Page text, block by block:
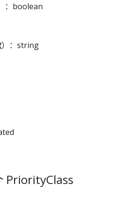
：boolean
）：string
PriorityClass